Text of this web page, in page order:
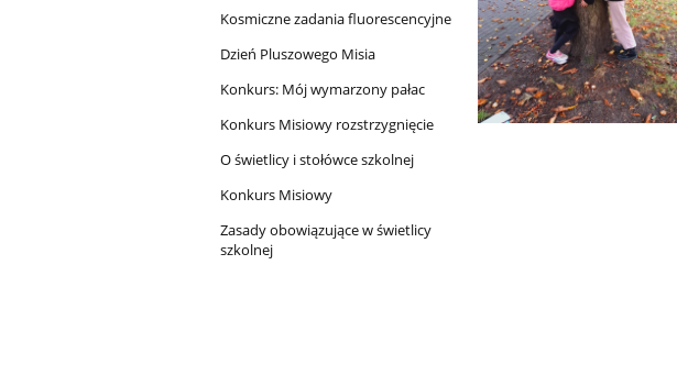
Kosmiczne zadania fluorescencyjne
Dzień Pluszowego Misia
Konkurs: Mój wymarzony pałac
Konkurs Misiowy rozstrzygnięcie
O świetlicy i stołówce szkolnej
Konkurs Misiowy
Zasady obowiązujące w świetlicy
szkolnej